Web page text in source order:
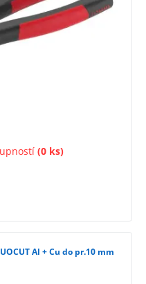
(0 ks)
Cimco 120108 nůžky kabelové DUOCUT Al + Cu do pr.10 mm